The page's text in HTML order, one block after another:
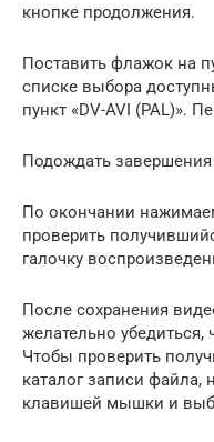
кнопке продолжения.
Поставить флажок на
списке выбора
пункт «DV-AVI (PAL)».
Подождать
По окончании
проверить
галочку
После сохранения
желательно убедиться,
Чтобы проверить
каталог записи
клавишей мышки и